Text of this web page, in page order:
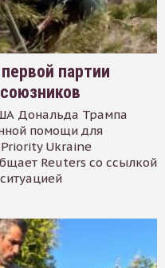
партии
Дональда Трампа
помощи для
Ukraine
Reuters со ссылкой